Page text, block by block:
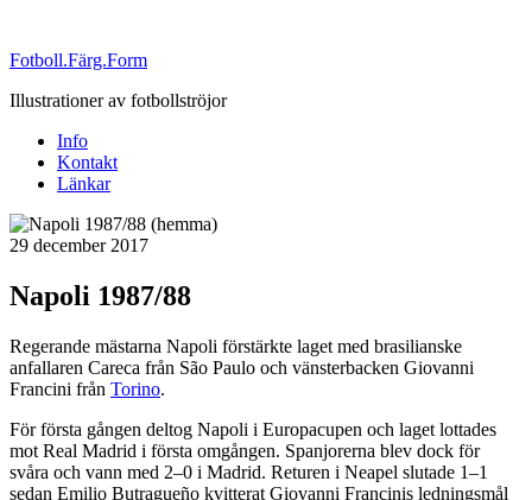
Fotboll.Färg.Form
Illustrationer av fotbollströjor
Info
Kontakt
Länkar
Publicerat
29 december 2017
Napoli 1987/88
Regerande mästarna Napoli förstärkte laget med brasilianske
anfallaren Careca från São Paulo och vänsterbacken Giovanni
Francini från Torino.
För första gången deltog Napoli i Europacupen och laget lottades
mot Real Madrid i första omgången. Spanjorerna blev dock för
svåra och vann med 2–0 i Madrid. Returen i Neapel slutade 1–1
sedan Emilio Butragueño kvitterat Giovanni Francinis ledningsmål